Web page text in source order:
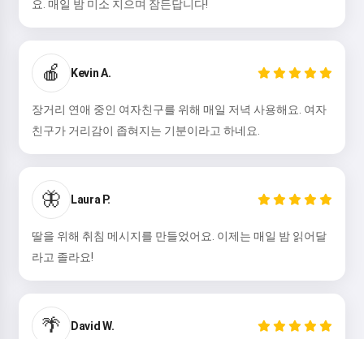
요. 매일 밤 미소 지으며 잠든답니다!
🍎 Kevin A.
장거리 연애 중인 여자친구를 위해 매일 저녁 사용해요. 여자
친구가 거리감이 좁혀지는 기분이라고 하네요.
🦋 Laura P.
딸을 위해 취침 메시지를 만들었어요. 이제는 매일 밤 읽어달
라고 졸라요!
🌴 David W.